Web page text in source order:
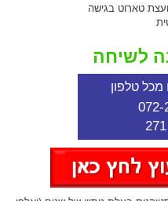
לשיחה
טלפון
072-